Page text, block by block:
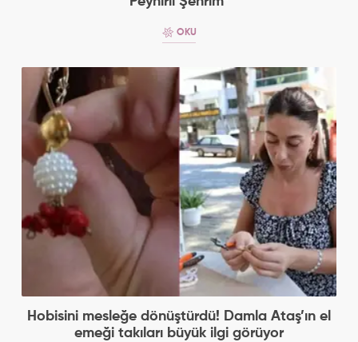
OKU
Hobisini mesleğe dönüştürdü! Damla Ataş’ın el
emeği takıları büyük ilgi görüyor